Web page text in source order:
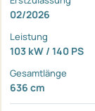
02/2026
Leistung
103 kW / 140 PS
Gesamtlänge
636 cm